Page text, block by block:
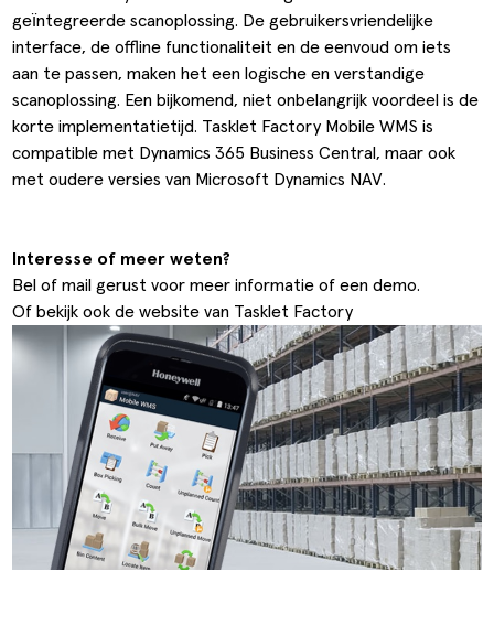
geïntegreerde scanoplossing. De gebruikersvriendelijke
interface, de offline functionaliteit en de eenvoud om iets
aan te passen, maken het een logische en verstandige
scanoplossing. Een bijkomend, niet onbelangrijk voordeel is de
korte implementatietijd. Tasklet Factory Mobile WMS is
compatible met Dynamics 365 Business Central, maar ook
met oudere versies van Microsoft Dynamics NAV.
Interesse of meer weten?
Bel of mail gerust voor meer informatie of een demo.
Of bekijk ook de website van Tasklet Factory